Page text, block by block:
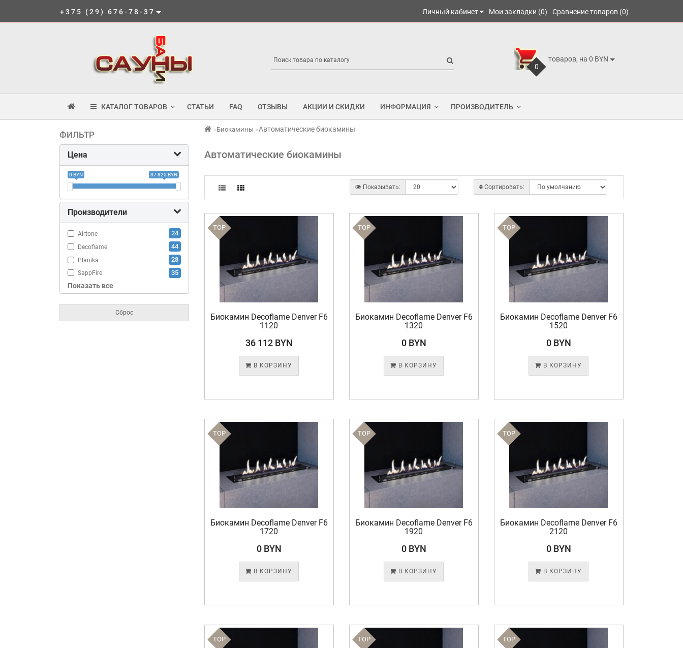
+375 (29) 676-78-37 Личный кабинет Мои закладки (0) Сравнение товаров (0)
0
товаров, на 0 BYN
КАТАЛОГ ТОВАРОВ СТАТЬИ FAQ ОТЗЫВЫ АКЦИИ И СКИДКИ ИНФОРМАЦИЯ ПРОИЗВОДИТЕЛЬ
ФИЛЬТР
Цена
0 BYN 37 825 BYN
Производители
Airtone 24
Decoflame 44
Planika 28
SappFire 35
ZeFire
Показать все
Сброс
Биокамины Автоматические биокамины
Автоматические биокамины
Сортировать:
Показывать:
TOP
Биокамин Decoflame Denver F6
1120
36 112 BYN
В КОРЗИНУ
TOP
Биокамин Decoflame Denver F6
1320
0 BYN
В КОРЗИНУ
TOP
Биокамин Decoflame Denver F6
1520
0 BYN
В КОРЗИНУ
TOP
Биокамин Decoflame Denver F6
1720
0 BYN
В КОРЗИНУ
TOP
Биокамин Decoflame Denver F6
1920
0 BYN
В КОРЗИНУ
TOP
Биокамин Decoflame Denver F6
2120
0 BYN
В КОРЗИНУ
TOP TOP TOP